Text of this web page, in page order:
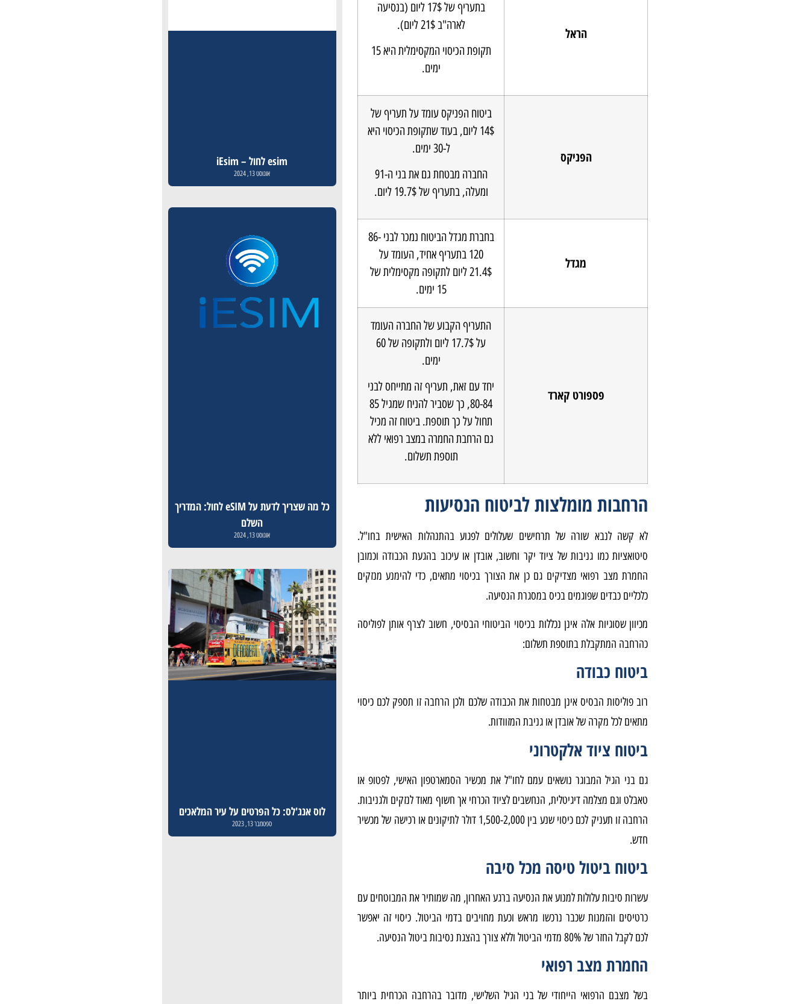
הראל
בתעריף של 17$ ליום (בנסיעה
לארה"ב 21$ ליום).
תקופת הכיסוי המקסימלית היא 15
ימים.
הפניקס
ביטוח הפניקס עומד על תעריף של
14$ ליום, בעוד שתקופת הכיסוי היא
ל-30 ימים.
החברה מבטחת גם את בני ה-91
ומעלה, בתעריף של 19.7$ ליום.
מגדל
בחברת מגדל הביטוח נמכר לבני 86-
120 בתעריף אחיד, העומד על
21.4$ ליום לתקופה מקסימלית של
15 ימים.
פספורט קארד
התעריף הקבוע של החברה העומד
על 17.7$ ליום ולתקופה של 60
ימים.
יחד עם זאת, תעריף זה מתייחס לבני
80-84, כך שסביר להניח שמגיל 85
תחול על כך תוספת. ביטוח זה מכיל
גם הרחבת החמרה במצב רפואי ללא
תוספת תשלום.
הרחבות מומלצות לביטוח הנסיעות
לא קשה לנבא שורה של תרחישים שעלולים לפגוע בהתנהלות האישית בחו"ל.
סיטואציות כמו גניבות של ציוד יקר וחשוב, אובדן או עיכוב בהגעת הכבודה וכמובן
החמרת מצב רפואי מצדיקים גם כן את הצורך בכיסוי מתאים, כדי להימנע מנזקים
כלכליים כבדים שפוגמים בכיס במסגרת הנסיעה.
מכיוון שסוגיות אלה אינן נכללות בכיסוי הביטוחי הבסיסי, חשוב לצרף אותן לפוליסה
כהרחבה המתקבלת בתוספת תשלום:
ביטוח כבודה
רוב פוליסות הבסיס אינן מבטחות את הכבודה שלכם ולכן הרחבה זו תספק לכם כיסוי
מתאים לכל מקרה של אובדן או גניבת המזוודות.
ביטוח ציוד אלקטרוני
גם בני הגיל המבוגר נושאים עמם לחו"ל את מכשיר הסמארטפון האישי, לפטופ או
טאבלט וגם מצלמה דיגיטלית, הנחשבים לציוד הכרחי אך חשוף מאוד לנזקים ולגניבות.
הרחבה זו תעניק לכם כיסוי שנע בין 1,500-2,000 דולר לתיקונים או רכישה של מכשיר
חדש.
ביטוח ביטול טיסה מכל סיבה
עשרות סיבות עלולות למנוע את הנסיעה ברגע האחרון, מה שמותיר את המבוטחים עם
כרטיסים והזמנות שכבר נרכשו מראש וכעת מחויבים בדמי הביטול. כיסוי זה יאפשר
לכם לקבל החזר של 80% מדמי הביטול וללא צורך בהצגת נסיבות ביטול הנסיעה.
החמרת מצב רפואי
בשל מצבם הרפואי הייחודי של בני הגיל השלישי, מדובר בהרחבה הכרחית ביותר
esim לחול – iEsim
אוגוסט 13, 2024
כל מה שצריך לדעת על eSIM לחול: המדריך
השלם
אוגוסט 13, 2024
לוס אנג'לס: כל הפרטים על עיר המלאכים
ספטמבר 13, 2023